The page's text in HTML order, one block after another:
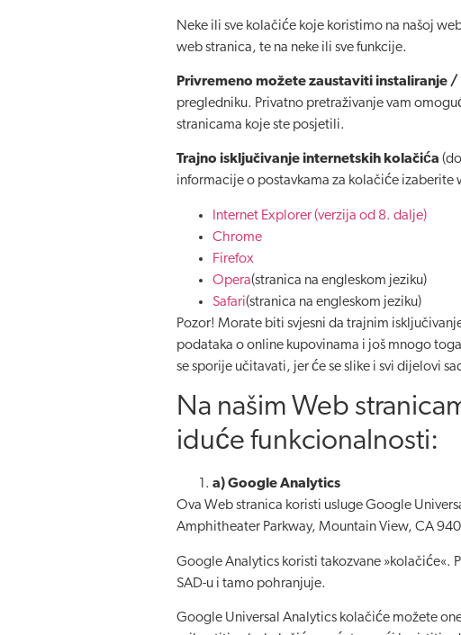
Neke ili sve kolačiće koje koristimo na našoj
web stranica, te na neke ili sve funkcije.
Privremeno možete zaustaviti instaliranje
pregledniku. Privatno pretraživanje vam
stranicama koje ste posjetili.
Trajno isključivanje internetskih kolačića
informacije o postavkama za kolačiće
Internet Explorer (verzija od 8. dalje)
Chrome
Firefox
Opera(stranica na engleskom jeziku)
Safari(stranica na engleskom jeziku)
Pozor! Morate biti svjesni da trajnim
podataka o online kupovinama i još mnogo
se sporije učitavati, jer će se slike i svi dijelovi
Na našim Web
iduće funkcionalnosti:
a) Google Analytics
Ova Web stranica koristi usluge Google
Amphitheater Parkway, Mountain View, CA
Google Analytics koristi takozvane »kolačiće«.
SAD-u i tamo pohranjuje.
Google Universal Analytics kolačiće možete